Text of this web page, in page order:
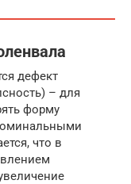
дефект
– для
форму
что в